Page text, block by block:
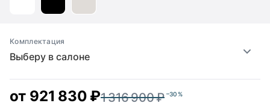
Выберу в салоне
Комплектация
от 921 830 ₽1 316 900 ₽ –30 %